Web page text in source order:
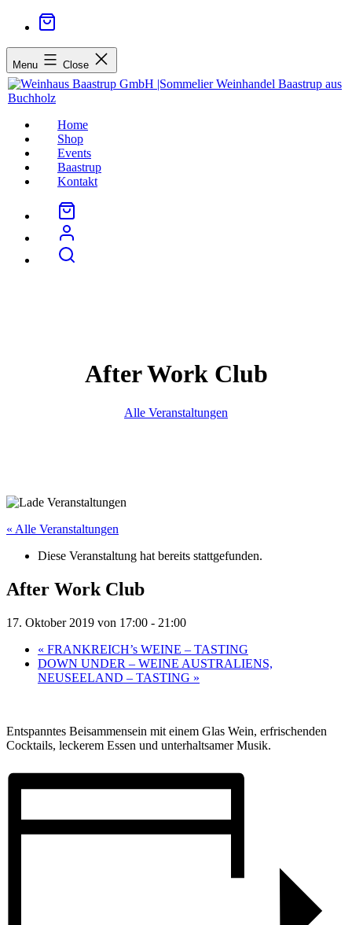
Menu Close
Home
Shop
Events
Baastrup
Kontakt
After Work Club
Alle Veranstaltungen
« Alle Veranstaltungen
Diese Veranstaltung hat bereits stattgefunden.
After Work Club
17. Oktober 2019 von 17:00 - 21:00
« FRANKREICH’s WEINE – TASTING
DOWN UNDER – WEINE AUSTRALIENS,
NEUSEELAND – TASTING »
Entspanntes Beisammensein mit einem Glas Wein, erfrischenden
Cocktails, leckerem Essen und unterhaltsamer Musik.